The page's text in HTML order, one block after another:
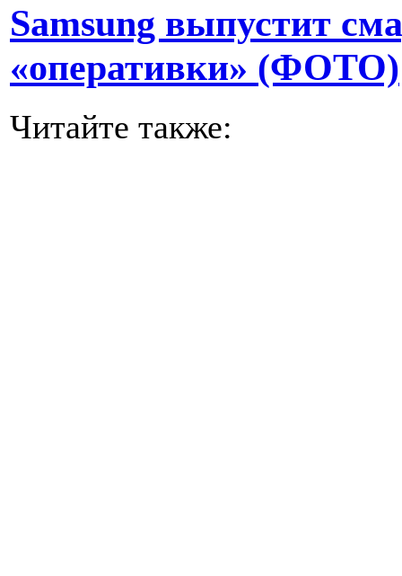
Samsung выпустит
«оперативки» (ФОТО)
Читайте также: